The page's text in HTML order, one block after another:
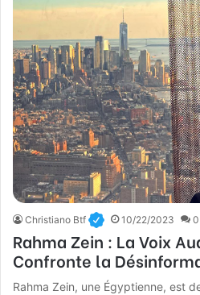
Christiano Btf 10/22/2023 0
Rahma Zein : La Voix
Confronte la
Rahma Zein, une Égyptienne, est